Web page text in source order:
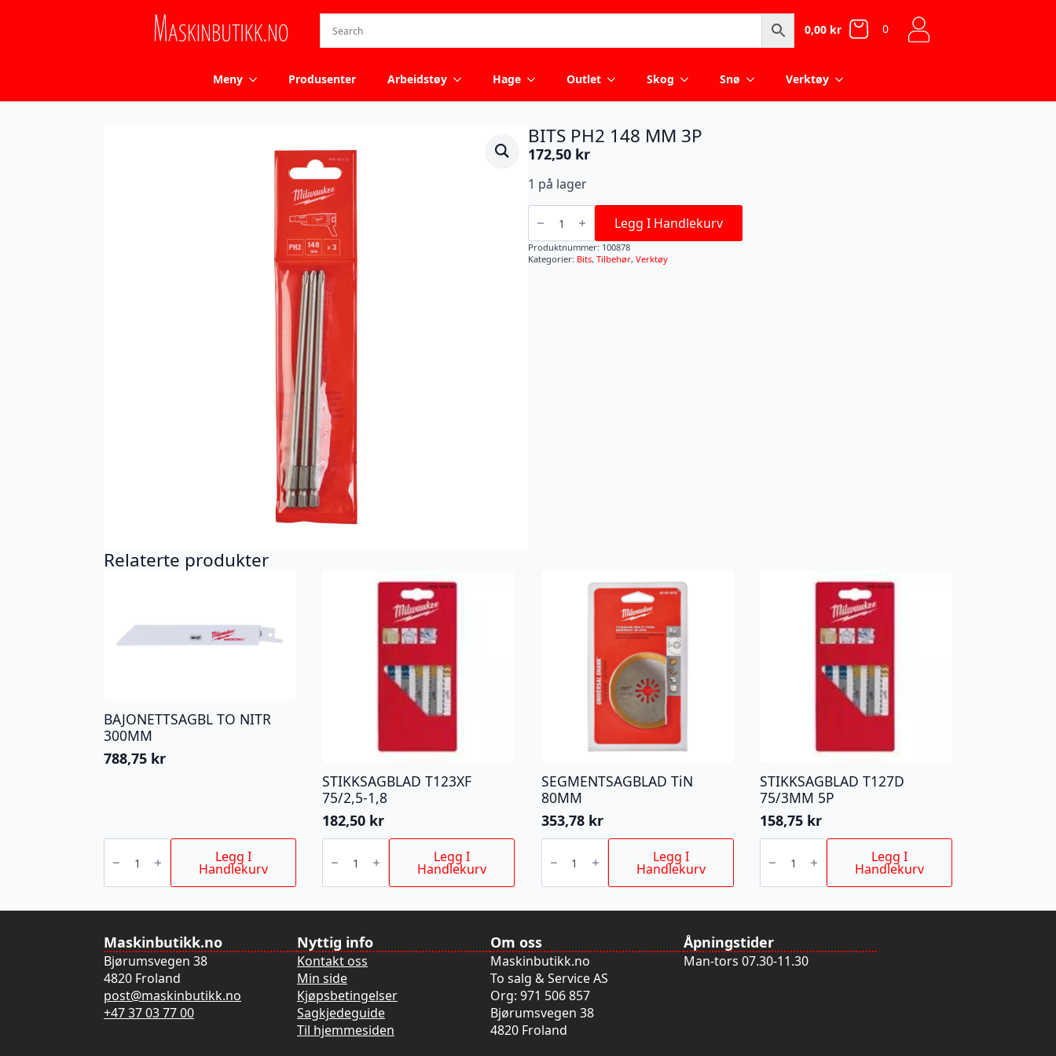
0,00 kr 0
Meny Produsenter Arbeidstøy Hage Outlet Skog Snø Verktøy
BITS PH2 148 MM 3P
172,50 kr
1 på lager
BITS
PH2
MM
3P
antall
Legg I Handlekurv
Produktnummer: 100878
Kategorier: Bits, Tilbehør, Verktøy
Relaterte produkter
BAJONETTSAGBL TO NITR
300MM
788,75 kr
BAJONETTSAGBL
NITR
antall
Legg I
Handlekurv
STIKKSAGBLAD T123XF
75/2,5-1,8
182,50 kr
STIKKSAGBLAD
75/2,5-
antall
Legg I
Handlekurv
SEGMENTSAGBLAD TiN
80MM
353,78 kr
SEGMENTSAGBLAD
80MM Legg I
Handlekurv
STIKKSAGBLAD T127D
75/3MM 5P
158,75 kr
STIKKSAGBLAD
75/3MM
antall
Legg I
Handlekurv
Maskinbutikk.no
Bjørumsvegen 38
4820 Froland
post@maskinbutikk.no
+47 37 03 77 00
Nyttig info
Kontakt oss
Min side
Kjøpsbetingelser
Sagkjedeguide
Til hjemmesiden
Om oss
Maskinbutikk.no
To salg & Service AS
Org: 971 506 857
Bjørumsvegen 38
4820 Froland
Åpningstider
Man-tors 07.30-11.30